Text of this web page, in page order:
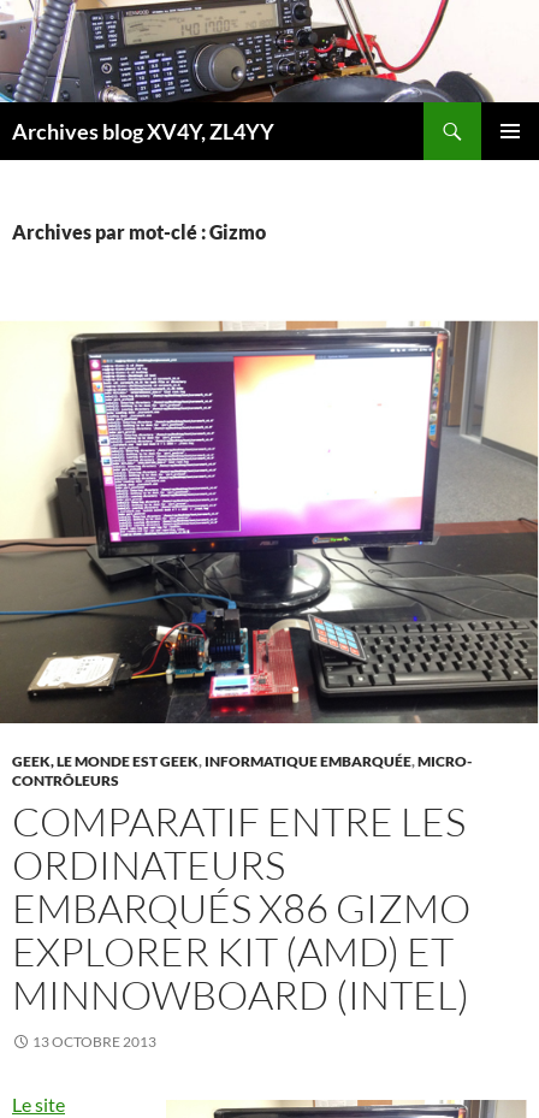
Aller
au
contenu
Archives blog XV4Y, ZL4YY
Archives par mot-clé : Gizmo
GEEK, LE MONDE EST GEEK, INFORMATIQUE EMBARQUÉE,MICRO-
CONTRÔLEURS
COMPARATIF ENTRE LES
ORDINATEURS
EMBARQUÉS X86 GIZMO
EXPLORER KIT (AMD) ET
MINNOWBOARD (INTEL)
13 OCTOBRE 2013
Le site